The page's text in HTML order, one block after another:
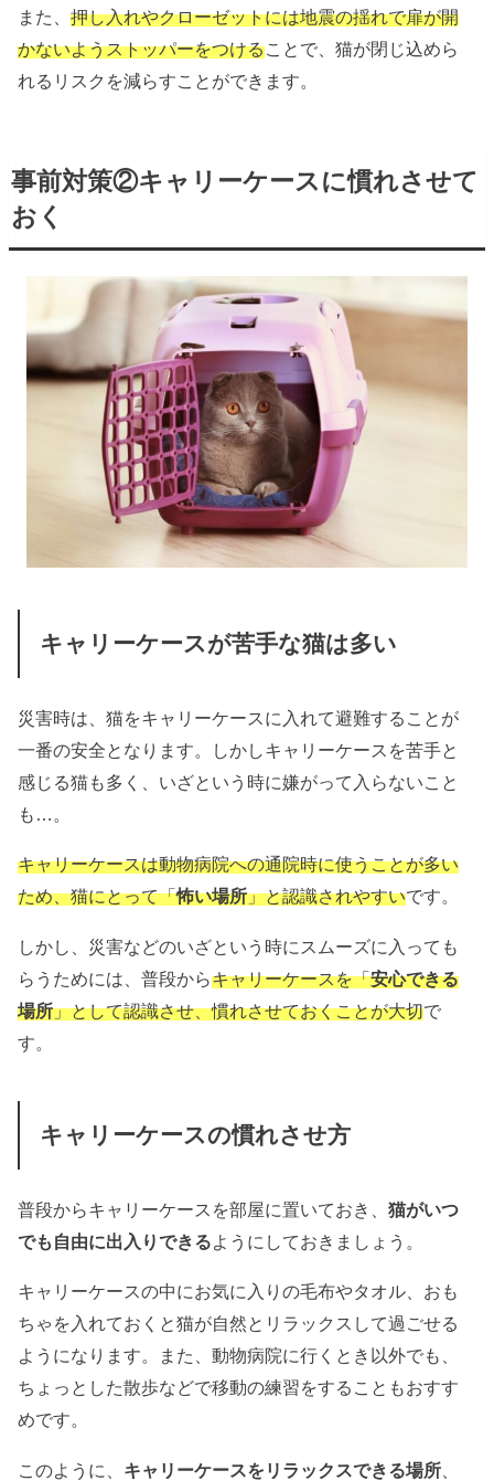
また、押し入れやクローゼットには地震の揺れで扉が開
かないようストッパーをつけることで、猫が閉じ込めら
れるリスクを減らすことができます。
事前対策②キャリーケースに慣れさせて
おく
キャリーケースが苦手な猫は多い
災害時は、猫をキャリーケースに入れて避難することが
一番の安全となります。しかしキャリーケースを苦手と
感じる猫も多く、いざという時に嫌がって入らないこと
も…。
キャリーケースは動物病院への通院時に使うことが多い
ため、猫にとって「怖い場所」と認識されやすいです。
しかし、災害などのいざという時にスムーズに入っても
らうためには、普段からキャリーケースを「安心できる
場所」として認識させ、慣れさせておくことが大切で
す。
キャリーケースの慣れさせ方
普段からキャリーケースを部屋に置いておき、猫がいつ
でも自由に出入りできる ようにしておきましょう。
キャリーケースの中にお気に入りの毛布やタオル、おも
ちゃを入れておくと猫が自然とリラックスして過ごせる
ようになります。また、動物病院に行くとき以外でも、
ちょっとした散歩などで移動の練習をすることもおすす
めです。
このように、 キャリーケースをリラックスできる場所